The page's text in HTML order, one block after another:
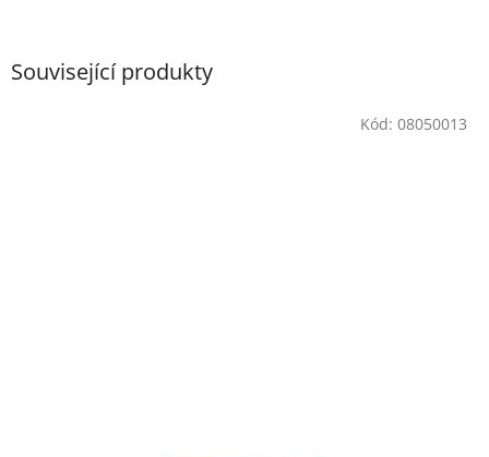
Související produkty
Kód: 08050013